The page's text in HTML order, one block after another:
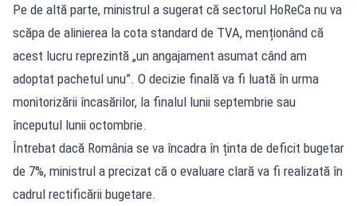
Pe de altă parte, ministrul a sugerat că sectorul HoReCa nu va
scăpa de alinierea la cota standard de TVA, menționând că
acest lucru reprezintă „un angajament asumat când am
adoptat pachetul unu”. O decizie finală va fi luată în urma
monitorizării încasărilor, la finalul lunii septembrie sau
începutul lunii octombrie.
Întrebat dacă România se va încadra în ținta de deficit bugetar
de 7%, ministrul a precizat că o evaluare clară va fi realizată în
cadrul rectificării bugetare.